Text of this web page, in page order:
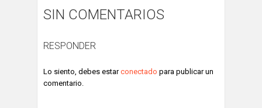
SIN COMENTARIOS
RESPONDER
Lo siento, debes estarconectado para publicar un
comentario.